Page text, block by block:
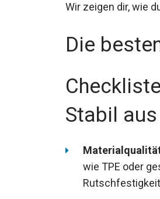
Wir zeigen dir, wie
Die
Stabil aus